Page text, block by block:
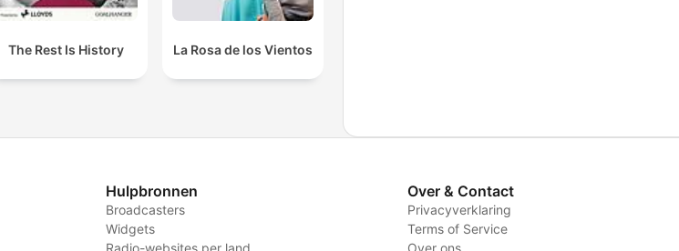
The Rest Is History La Rosa de los Vientos
Hulpbronnen
Broadcasters
Widgets
Radio-websites per land
Over & Contact
Privacyverklaring
Terms of Service
Over ons